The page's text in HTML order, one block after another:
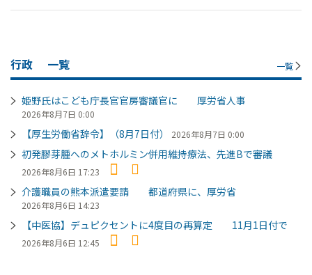
行政 一覧 一覧
姫野氏はこども庁長官官房審議官に 厚労省人事
2026年8月7日 0:00
【厚生労働省辞令】（8月7日付） 2026年8月7日 0:00
初発膠芽腫へのメトホルミン併用維持療法、先進Bで審議
2026年8月6日 17:23
介護職員の熊本派遣要請 都道府県に、厚労省
2026年8月6日 14:23
【中医協】デュピクセントに4度目の再算定 11月1日付で
2026年8月6日 12:45